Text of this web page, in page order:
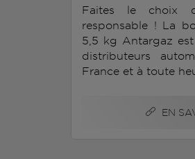
Faites le choix
responsable ! La
5,5 kg Antargaz
distributeurs
France et à toute
EN